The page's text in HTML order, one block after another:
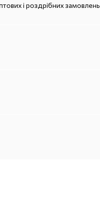
і роздрібних замовлень